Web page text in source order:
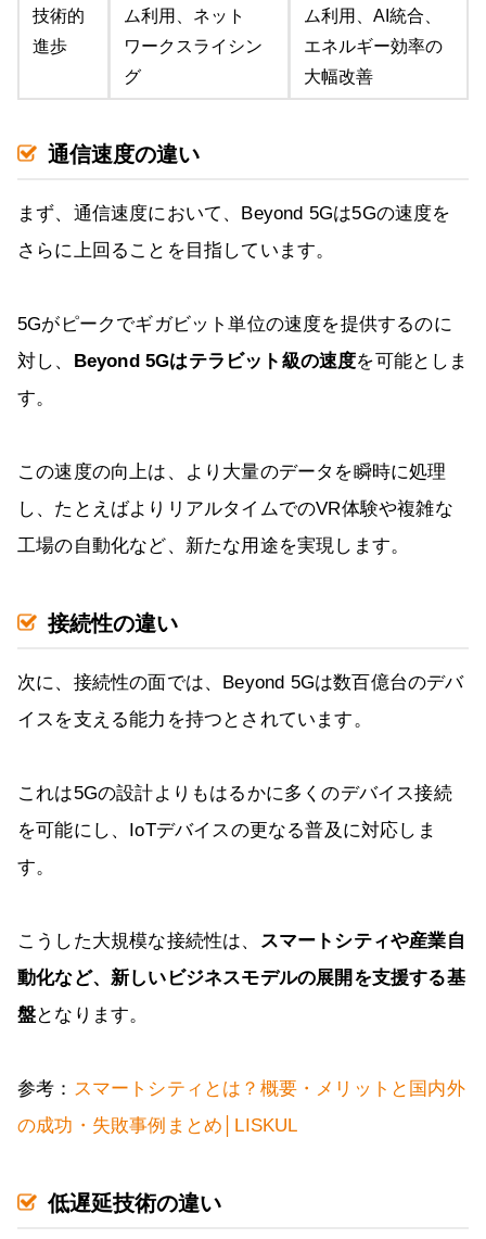
技術的
進歩
ム利用、ネット
ワークスライシン
グ
ム利用、AI統合、
エネルギー効率の
大幅改善
通信速度の違い
まず、通信速度において、Beyond 5Gは5Gの速度を
さらに上回ることを目指しています。
5Gがピークでギガビット単位の速度を提供するのに
対し、
Beyond 5Gはテラビット級の速度を可能としま
す。
この速度の向上は、より大量のデータを瞬時に処理
し、たとえばよりリアルタイムでのVR体験や複雑な
工場の自動化など、新たな用途を実現します。
接続性の違い
次に、接続性の面では、Beyond 5Gは数百億台のデバ
イスを支える能力を持つとされています。
これは5Gの設計よりもはるかに多くのデバイス接続
を可能にし、IoTデバイスの更なる普及に対応しま
す。
こうした大規模な接続性は、 スマートシティや産業自
動化など、新しいビジネスモデルの展開を支援する基
盤となります。
参考： スマートシティとは？概要・メリットと国内外
の成功・失敗事例まとめ│LISKUL
低遅延技術の違い